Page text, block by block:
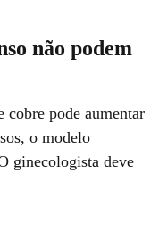
não podem
cobre pode aumentar
o modelo
ginecologista deve